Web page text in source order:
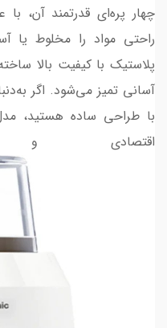
چهار پره‌ای قدرتمند آن،
راحتی مواد را مخلوط یا
پلاستیک با کیفیت بالا
آسانی تمیز می‌شود. اگر
اقتصادی